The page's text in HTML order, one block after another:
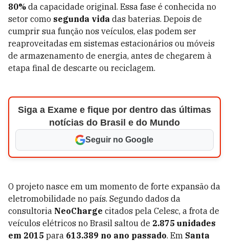
80% da capacidade original. Essa fase é conhecida no
setor como segunda vida das baterias. Depois de
cumprir sua função nos veículos, elas podem ser
reaproveitadas em sistemas estacionários ou móveis
de armazenamento de energia, antes de chegarem à
etapa final de descarte ou reciclagem.
Siga a Exame e fique por dentro das últimas
notícias do Brasil e do Mundo
Seguir no Google
O projeto nasce em um momento de forte expansão da
eletromobilidade no país. Segundo dados da
consultoria NeoCharge citados pela Celesc, a frota de
veículos elétricos no Brasil saltou de 2.875 unidades
em 2015 para 613.389 no ano passado. Em Santa